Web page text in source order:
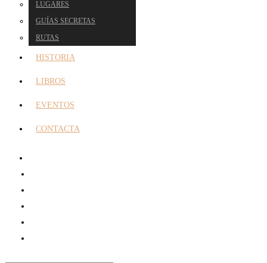
LUGARES
GUÍAS SECRETAS
RUTAS
HISTORIA
LIBROS
EVENTOS
CONTACTA